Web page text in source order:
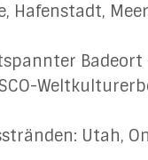
Hafenstadt,
Utah,